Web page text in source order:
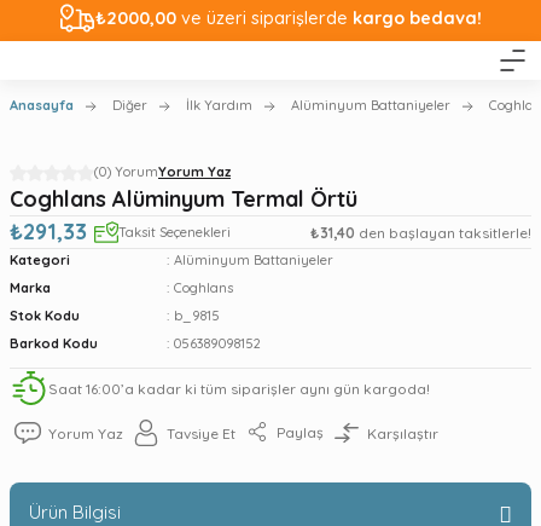
₺2000,00 ve üzeri siparişlerde kargo bedava!
Anasayfa Diğer İlk Yardım Alüminyum Battaniyeler
(0) YorumYorum Yaz
Coghlans Alüminyum Termal Örtü
₺291,33
Taksit Seçenekleri ₺31,40 den başlayan taksitlerle!
Kategori
Alüminyum Battaniyeler
Marka
Coghlans
Stok Kodu
b_9815
Barkod Kodu
056389098152
Saat 16:00’a kadar ki tüm siparişler aynı gün kargoda!
Yorum Yaz Tavsiye Et Paylaş Karşılaştır
Ürün Bilgisi